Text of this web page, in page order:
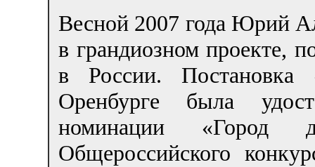
Весной 2007 года Юрий
в грандиозном проекте,
в России.
Оренбурге была
номинации «Город
Общероссийского